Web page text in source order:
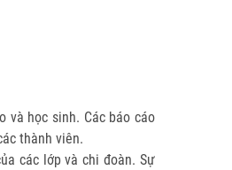
và học sinh. Các báo cáo
thành viên.
các lớp và chi đoàn. Sự